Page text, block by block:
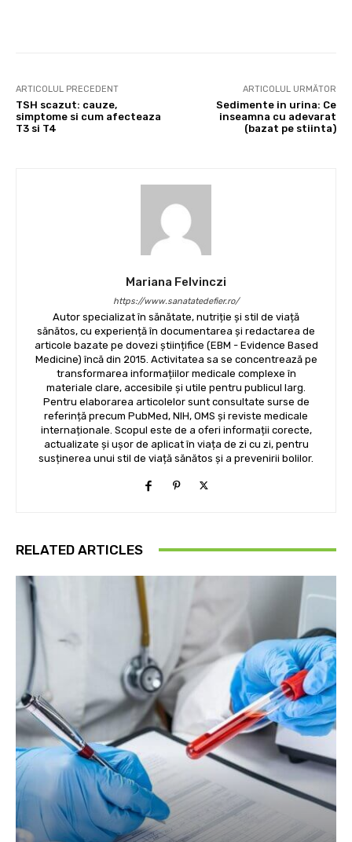
ARTICOLUL PRECEDENT
TSH scazut: cauze,
simptome si cum afecteaza
T3 si T4
ARTICOLUL URMĂTOR
Sedimente in urina: Ce
inseamna cu adevarat
(bazat pe stiinta)
Mariana Felvinczi
https://www.sanatatedefier.ro/
Autor specializat în sănătate, nutriție și stil de viață
sănătos, cu experiență în documentarea și redactarea de
articole bazate pe dovezi științifice (EBM - Evidence Based
Medicine) încă din 2015. Activitatea sa se concentrează pe
transformarea informațiilor medicale complexe în
materiale clare, accesibile și utile pentru publicul larg.
Pentru elaborarea articolelor sunt consultate surse de
referință precum PubMed, NIH, OMS și reviste medicale
internaționale. Scopul este de a oferi informații corecte,
actualizate și ușor de aplicat în viața de zi cu zi, pentru
susținerea unui stil de viață sănătos și a prevenirii bolilor.
RELATED ARTICLES